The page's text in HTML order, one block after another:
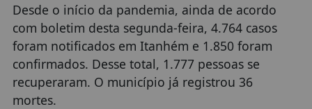
Desde o início da pandemia, ainda de acordo
com boletim desta segunda-feira, 4.764 casos
foram notificados em Itanhém e 1.850 foram
confirmados. Desse total, 1.777 pessoas se
recuperaram. O município já registrou 36
mortes.